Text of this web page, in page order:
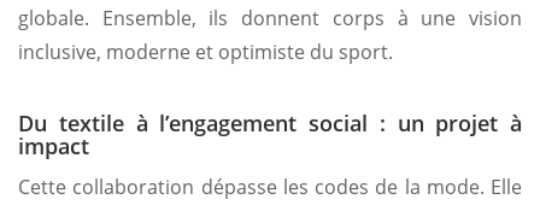
globale. Ensemble, ils donnent corps à une vision
inclusive, moderne et optimiste du sport.
Du textile à l’engagement social : un projet à
impact
Cette collaboration dépasse les codes de la mode. Elle